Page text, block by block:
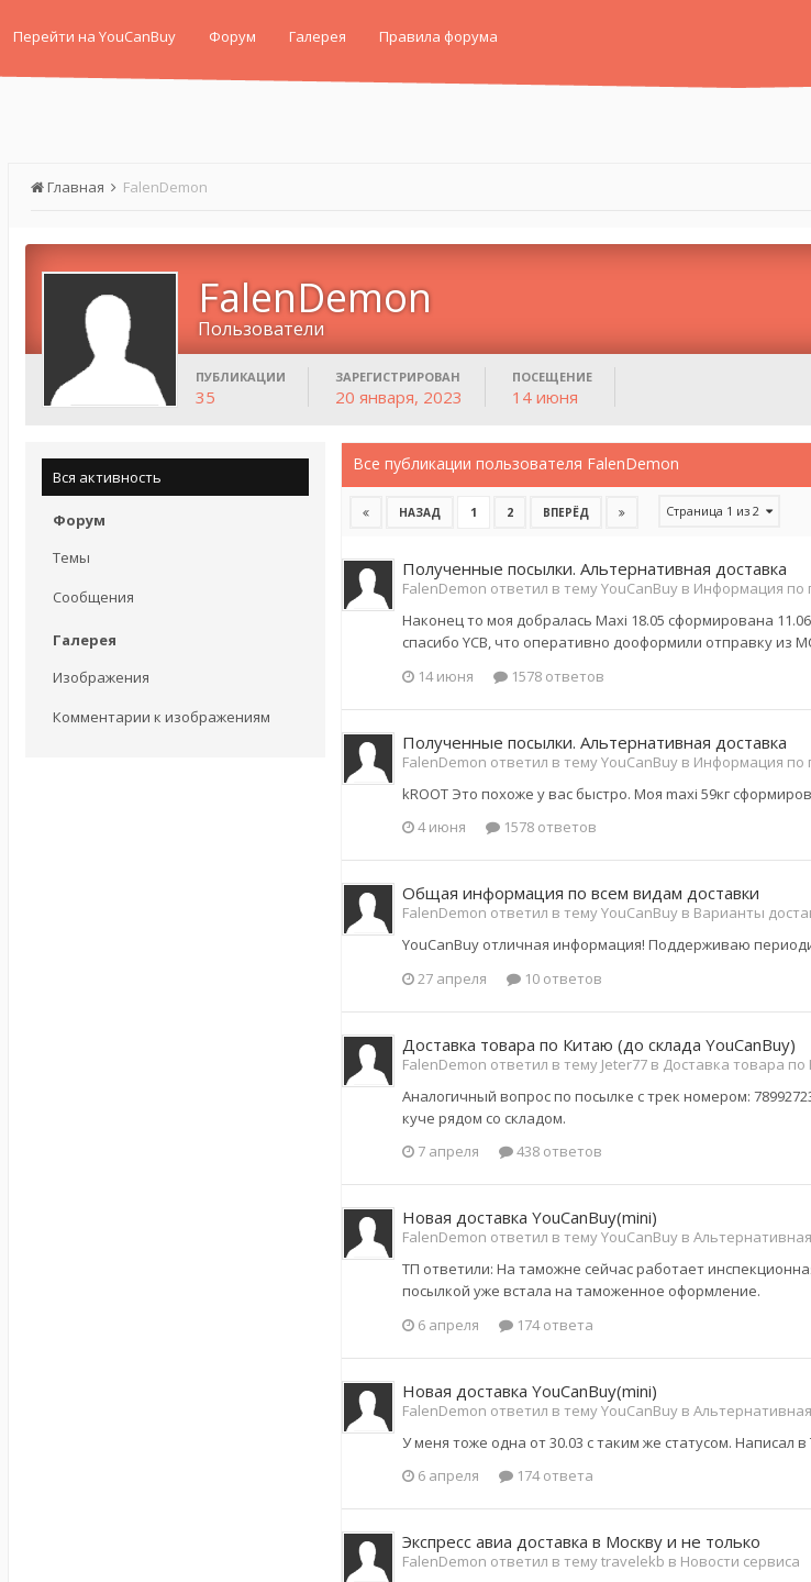
Перейти на YouCanBuy Форум Галерея Правила форума
Главная FalenDemon
FalenDemon
Пользователи
ПУБЛИКАЦИИ
35
ЗАРЕГИСТРИРОВАН
20 января, 2023
ПОСЕЩЕНИЕ
14 июня
Вся активность
Форум
Темы
Сообщения
Галерея
Изображения
Комментарии к изображениям
Все публикации пользователя FalenDemon
НАЗАД 1 2 ВПЕРЁД Страница 1 из 2
Полученные посылки. Альтернативная доставка
FalenDemon ответил в тему YouCanBuy в Информация по
Наконец то моя добралась Maxi 18.05 сформирована
спасибо YCB, что оперативно дооформили отправку из
14 июня
1578 ответов
Полученные посылки. Альтернативная доставка
FalenDemon ответил в тему YouCanBuy в Информация по
kROOT Это похоже у вас быстро. Моя maxi 59кг
4 июня
1578 ответов
Общая информация по всем видам доставки
FalenDemon ответил в тему YouCanBuy в Варианты
YouCanBuy отличная информация! Поддерживаю
27 апреля
10 ответов
Доставка товара по Китаю (до склада YouCanBuy)
FalenDemon ответил в тему Jeter77 в Доставка товара
Аналогичный вопрос по посылке с трек номером:
куче рядом со складом.
7 апреля
438 ответов
Новая доставка YouCanBuy(mini)
FalenDemon ответил в тему YouCanBuy в
ТП ответили: На таможне сейчас работает
посылкой уже встала на таможенное оформление.
6 апреля
174 ответа
Новая доставка YouCanBuy(mini)
FalenDemon ответил в тему YouCanBuy в
У меня тоже одна от 30.03 с таким же статусом. Написал
6 апреля
174 ответа
Экспресс авиа доставка в Москву и не только
FalenDemon ответил в тему travelekb в Новости сервиса